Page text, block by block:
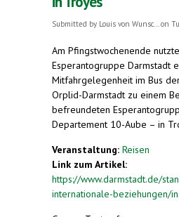
Submitted by Louis von Wunsc... on
Am Pfingstwochenende
Esperantogruppe Darmstadt
Mitfahrgelegenheit im Bus
Orplid-Darmstadt zu einem
befreundeten
Departement 10-Aube – in
Veranstaltung: Reisen
Link zum Artikel:
https://www.darmstadt.de/
internationale-beziehungen/